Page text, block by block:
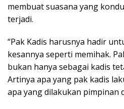
membuat suasana yang
terjadi.
“Pak Kadis harusnya hadir
kesannya seperti memihak.
bukan hanya sebagai kadis
Artinya apa yang pak kadis
apa yang dilakukan pimpinan